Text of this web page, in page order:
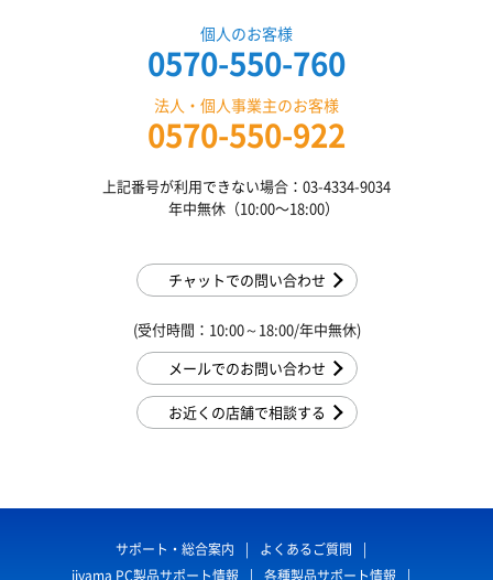
個人のお客様
0570-550-760
法人・個人事業主のお客様
0570-550-922
上記番号が利用できない場合：03-4334-9034
年中無休（10:00〜18:00）
チャットでの問い合わせ
(受付時間：10:00～18:00/年中無休)
メールでのお問い合わせ
お近くの店舗で相談する
サポート・総合案内
よくあるご質問
iiyama PC製品サポート情報
各種製品サポート情報